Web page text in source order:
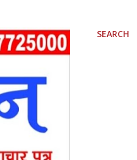
SEARCH